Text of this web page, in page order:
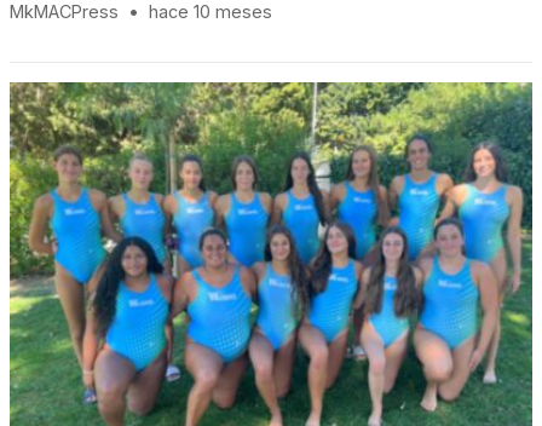
MkMACPress • hace 10 meses